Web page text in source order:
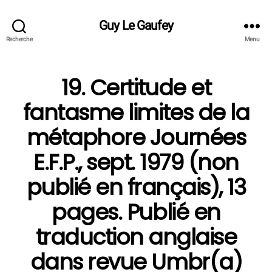
Recherche
Guy Le Gaufey
Menu
19. Certitude et
fantasme limites de la
métaphore Journées
E.F.P., sept. 1979 (non
publié en français), 13
pages. Publié en
traduction anglaise
dans revue Umbr(a)